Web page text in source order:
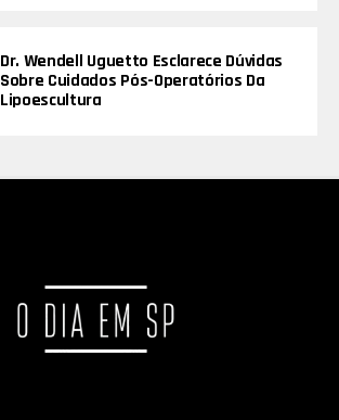
Dr. Wendell Uguetto Esclarece Dúvidas
Sobre Cuidados Pós-Operatórios Da
Lipoescultura